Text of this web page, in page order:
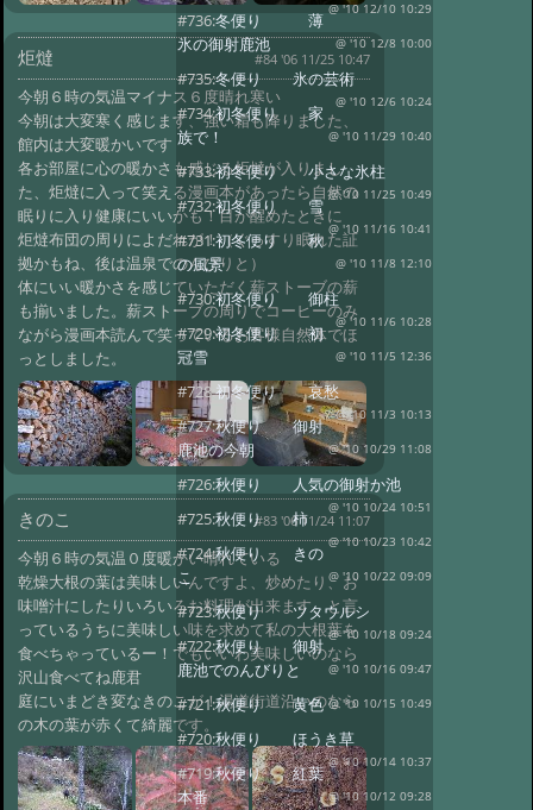
炬燵 #84 '06 11/25 10:47
今朝６時の気温マイナス６度晴れ寒い
今朝は大変寒く感じます、強い霜も降りました、
館内は大変暖かいです
各お部屋に心の暖かさも感じる炬燵が入りまし
た、炬燵に入って笑える漫画本があったら自然の
眠りに入り健康にいいかも！目が醒めたときに
炬燵布団の周りによだれが！（ぐっすり眠れた証
拠かもね、後は温泉でのんびりと）
体にいい暖かさを感じていただく薪ストーブの薪
も揃いました。薪ストーブの周りでコーヒーのみ
ながら漫画本読んで笑っているお客様自然体でほ
っとしました。
きのこ #83 '06 11/24 11:07
今朝６時の気温０度暖かい晴れている
乾燥大根の葉は美味しいんですよ、炒めたり、お
味噌汁にしたりいろいろお料理が出来ます、と言
っているうちに美味しい味を求めて私の大根葉を
食べちゃっているー！でもいいわ美味しいのなら
沢山食べてね鹿君
庭にいまどき変なきのこが！湯道街道沿いのなら
の木の葉が赤くて綺麗です。
@ '10 12/10 10:29
#736:冬便り 薄
氷の御射鹿池
@ '10 12/8 10:00
#735:冬便り 氷の芸術
@ '10 12/6 10:24
#734:初冬便り 家
族で！
@ '10 11/29 10:40
#733:初冬便り 小さな氷柱
@ '10 11/25 10:49
#732:初冬便り 雪
@ '10 11/16 10:41
#731:初冬便り 秋
の風景
@ '10 11/8 12:10
#730:初冬便り 御柱
@ '10 11/6 10:28
#729:初冬便り 初
冠雪
@ '10 11/5 12:36
#728:初冬便り 哀愁
@ '10 11/3 10:13
#727:秋便り 御射
鹿池の今朝
@ '10 10/29 11:08
#726:秋便り 人気の御射か池
@ '10 10/24 10:51
#725:秋便り 柿
@ '10 10/23 10:42
#724:秋便り きの
こ
@ '10 10/22 09:09
#723:秋便り ツタウルシ
@ '10 10/18 09:24
#722:秋便り 御射
鹿池でのんびりと
@ '10 10/16 09:47
#721:秋便り 黄色 @ '10 10/15 10:49
#720:秋便り ほうき草
@ '10 10/14 10:37
#719:秋便り 紅葉
本番
@ '10 10/12 09:28